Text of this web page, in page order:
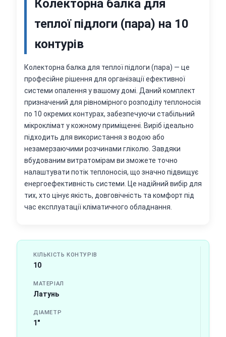
Колекторна балка для
теплої підлоги (пара) на 10
контурів
Колекторна балка для теплої підлоги (пара) — це
професійне рішення для організації ефективної
системи опалення у вашому домі. Даний комплект
призначений для рівномірного розподілу теплоносія
по 10 окремих контурах, забезпечуючи стабільний
мікроклімат у кожному приміщенні. Виріб ідеально
підходить для використання з водою або
незамерзаючими розчинами гліколю. Завдяки
вбудованим витратомірам ви зможете точно
налаштувати потік теплоносія, що значно підвищує
енергоефективність системи. Це надійний вибір для
тих, хто цінує якість, довговічність та комфорт під
час експлуатації кліматичного обладнання.
КІЛЬКІСТЬ КОНТУРІВ
10
МАТЕРІАЛ
Латунь
ДІАМЕТР
1"